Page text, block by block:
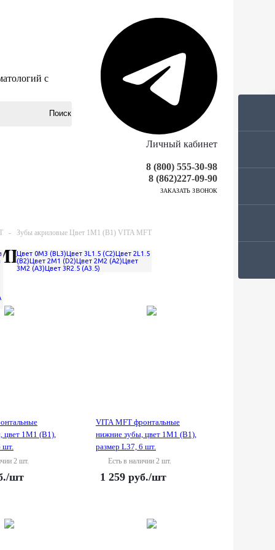
с
Личный кабинет
8 (800) 555-30-98
8 (862)227-09-90
ЗАКАЗАТЬ ЗВОНОК
- Зубы акриловые Цвет 1M1 (B1) VITA MFT
Цвет 0M3 (BL3)Цвет 3L1.5 (C2)Цвет 2L1.5
(B2)Цвет 2M1 (D2)Цвет 2M2 (A2)Цвет
3M2 (A3)Цвет 3R2.5 (A3.5)
цвет 1M1 (B1),
шт.
2 шт.
/шт
VITA MFT фронтальные
нижние зубы, цвет 1M1 (B1),
размер L37, 6 шт.
Есть в наличии 2 шт.
1 259 руб./шт